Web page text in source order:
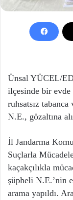
Ünsal YÜCEL/
ilçesinde bir evde
ruhsatsız
N.E., gözaltına
İl Jandarma
Suçlarla
kaçakçılıkla
şüpheli N.E.’nin
arama yapıldı.